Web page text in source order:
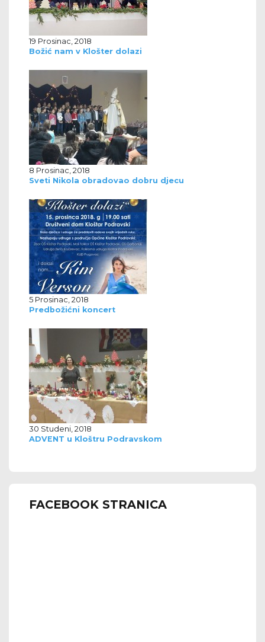
19 Prosinac, 2018
Božić nam v Klošter dolazi
8 Prosinac, 2018
Sveti Nikola obradovao dobru djecu
5 Prosinac, 2018
Predbožićni koncert
30 Studeni, 2018
ADVENT u Kloštru Podravskom
FACEBOOK STRANICA